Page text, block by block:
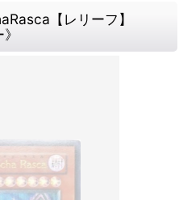
【レリーフ】